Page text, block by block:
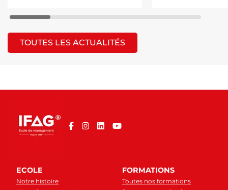
TOUTES LES ACTUALITÉS
ECOLE
Notre histoire
FORMATIONS
Toutes nos formations